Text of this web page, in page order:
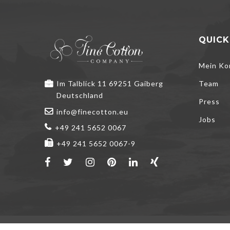
Im Talblick 11 69251 Gaiberg
Deutschland
info@finecotton.eu
+49 241 5652 0067
+49 241 5652 0067-9
Mein
Team
Press
Jobs
Ihr Erlebnis